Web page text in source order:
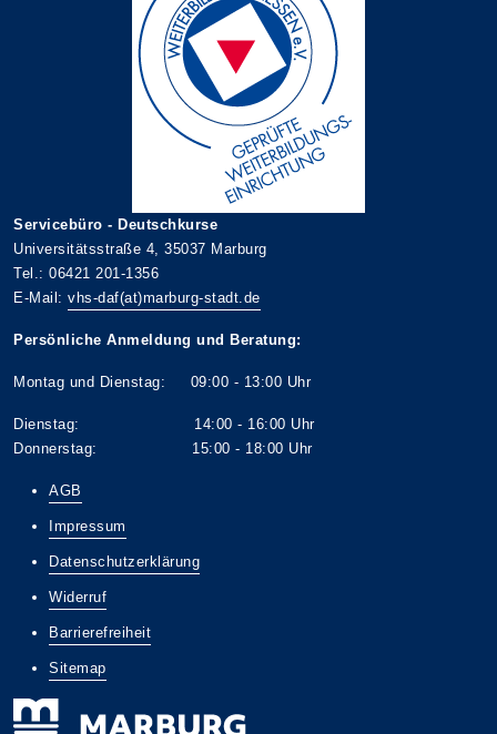
Servicebüro - Deutschkurse
Universitätsstraße 4, 35037 Marburg
Tel.: 06421 201-1356
E-Mail: vhs-daf(at)marburg-stadt.de
Persönliche Anmeldung und Beratung:
Montag und Dienstag: 09:00 - 13:00 Uhr
Dienstag: 14:00 - 16:00 Uhr
Donnerstag: 15:00 - 18:00 Uhr
AGB
Impressum
Datenschutzerklärung
Widerruf
Barrierefreiheit
Sitemap